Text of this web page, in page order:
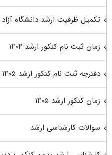
تکمیل ظرفیت ارشد دانشگاه آزاد ۱۴۰۳
زمان ثبت نام کنکور ارشد ۱۴۰۴
دفترچه ثبت نام کنکور ارشد ۱۴۰۵
زمان کنکور ارشد ۱۴۰۵
سوالات کارشناسی ارشد